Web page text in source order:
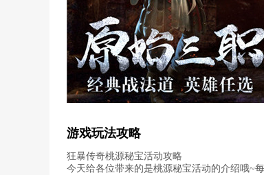
游戏玩法攻略
狂暴传奇桃源秘宝活动攻略
今天给各位带来的是桃源秘宝活动的介绍哦~